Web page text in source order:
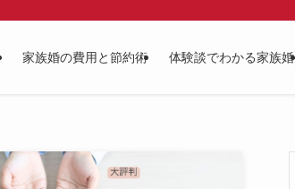
家族婚の費用と節約術 体験談でわかる家族婚